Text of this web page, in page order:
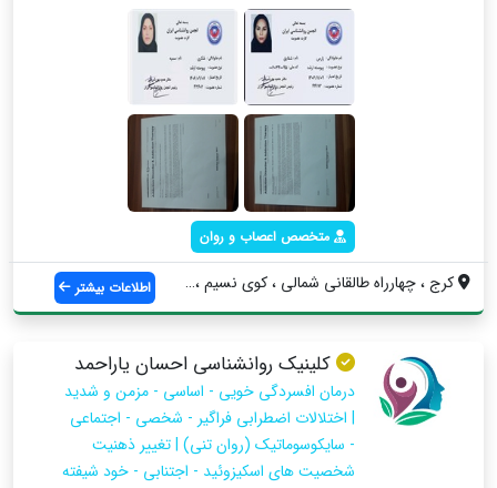
متخصص اعصاب و روان
کرج ، چهارراه طالقانی شمالی ، کوی نسیم ،... اطلاعات بیشتر
کلینیک روانشناسی احسان یاراحمد
درمان افسردگی خویی - اساسی - مزمن و شدید
| اختلالات اضطرابی فراگیر - شخصی - اجتماعی
- سایکوسوماتیک (روان تنی) | تغییر ذهنیت
شخصیت های اسکیزوئید - اجتنابی - خود شیفته